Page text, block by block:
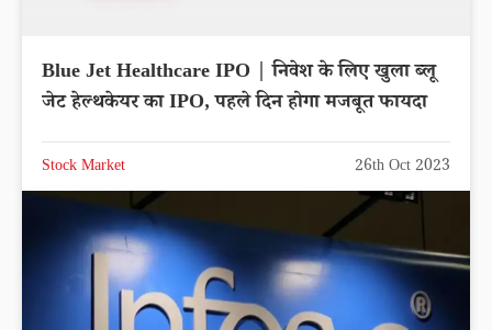
Blue Jet Healthcare IPO | निवेश के लिए खुला ब्लू
जेट हेल्थकेयर का IPO, पहले दिन होगा मजबूत फायदा
Stock Market 26th Oct 2023